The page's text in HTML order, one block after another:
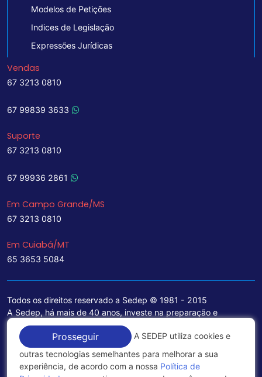
Modelos de Petições
Indices de Legislação
Expressões Jurídicas
Vendas
67 3213 0810
67 99839 3633
Suporte
67 3213 0810
67 99936 2861
Em Campo Grande/MS
67 3213 0810
Em Cuiabá/MT
65 3653 5084
Todos os direitos reservado a Sedep © 1981 - 2015
A Sedep, há mais de 40 anos, investe na preparação e
treinamento de funcionários e na aquisição de tecnologia de
ponta para a ampliação de seu portfólio de serviços voltados
para a área jurídica, que contemplam informações seguras e
excelentes soluções empresariais.
Prosseguir
A SEDEP utiliza cookies e
outras tecnologias semelhantes para melhorar a sua
experiência, de acordo com a nossa Política de